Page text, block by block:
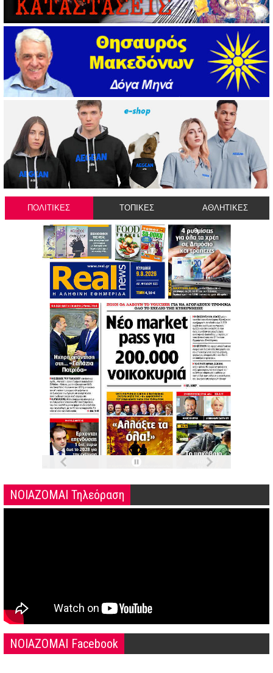
ΠΟΛΙΤΙΚΕΣ ΤΟΠΙΚΕΣ ΑΘΛΗΤΙΚΕΣ
ΝΟΙΑΖΟΜΑΙ Τηλεόραση
NOIAZOMAI Facebook